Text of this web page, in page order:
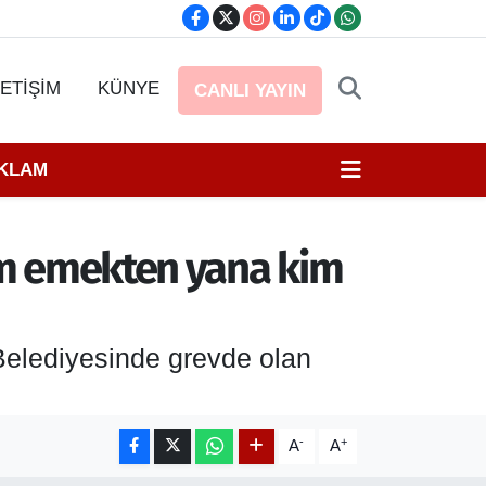
KÜNYE CANLI YAYIN
emekten yana kim
grevde olan
A- A+